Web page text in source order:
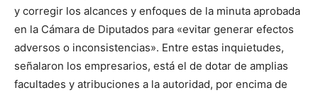
y corregir los alcances y enfoques de la minuta aprobada
en la Cámara de Diputados para «evitar generar efectos
adversos o inconsistencias». Entre estas inquietudes,
señalaron los empresarios, está el de dotar de amplias
facultades y atribuciones a la autoridad, por encima de